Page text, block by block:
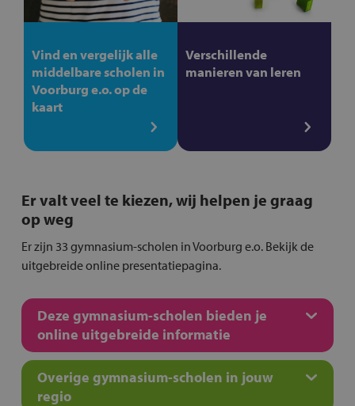
Vind en vergelijk alle
middelbare scholen in
Voorburg e.o. op de
kaart
Verschillende
manieren van leren
Er valt veel te kiezen, wij helpen je graag
op weg
Er zijn 33 gymnasium-scholen in Voorburg e.o. Bekijk de
uitgebreide online presentatiepagina.
Deze gymnasium-scholen bieden je
online uitgebreide informatie
Overige gymnasium-scholen in jouw
regio